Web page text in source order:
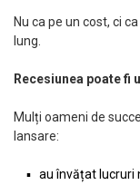
Nu ca pe un cost, ci
lung.
Recesiunea poate fi
Mulți oameni de
lansare:
au învățat lucruri